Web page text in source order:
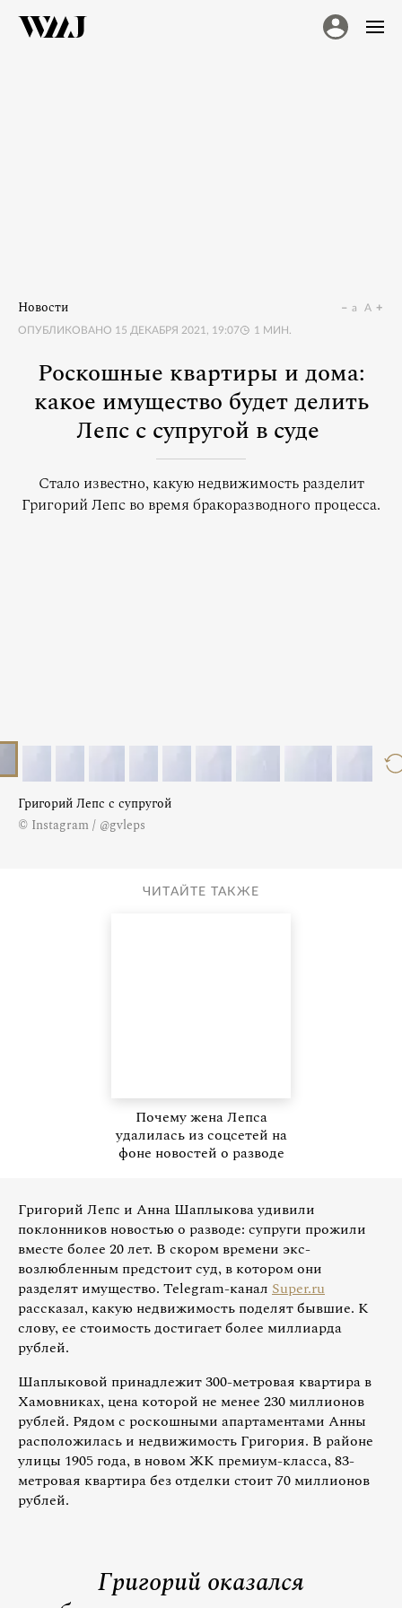
Новости
ОПУБЛИКОВАНО 15 ДЕКАБРЯ 2021, 19:07 1 МИН.
a A
Роскошные квартиры и дома:
какое имущество будет делить
Лепс с супругой в суде
Стало известно, какую недвижимость разделит
Григорий Лепс во время бракоразводного процесса.
Григорий Лепс с супругой
© Instagram / @gvleps
ЧИТАЙТЕ ТАКЖЕ
Почему жена Лепса
удалилась из соцсетей на
фоне новостей о разводе
Григорий Лепс и Анна Шаплыкова удивили
поклонников новостью о разводе: супруги прожили
вместе более 20 лет. В скором времени экс-
возлюбленным предстоит суд, в котором они
разделят имущество. Telegram-канал Super.ru
рассказал, какую недвижимость поделят бывшие. К
слову, ее стоимость достигает более миллиарда
рублей.
Шаплыковой принадлежит 300-метровая квартира в
Хамовниках, цена которой не менее 230 миллионов
рублей. Рядом с роскошными апартаментами Анны
расположилась и недвижимость Григория. В районе
улицы 1905 года, в новом ЖК премиум-класса, 83-
метровая квартира без отделки стоит 70 миллионов
рублей.
Григорий оказался